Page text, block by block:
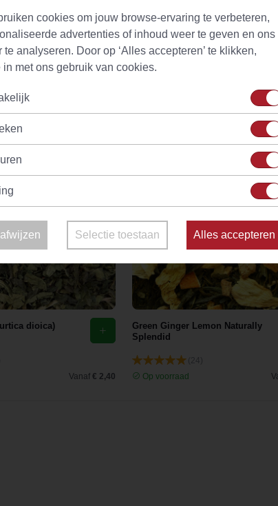
dioica)
Vanaf € 2,40
Green Ginger Lemon Naturally
Splendid
Op voorraad
cookies om jouw browse-ervaring te verbeteren,
advertenties of inhoud weer te geven en ons
te analyseren. Door op ‘Alles accepteren’ te klikken,
in met ons gebruik van cookies.
Selectie toestaan Alles accepteren